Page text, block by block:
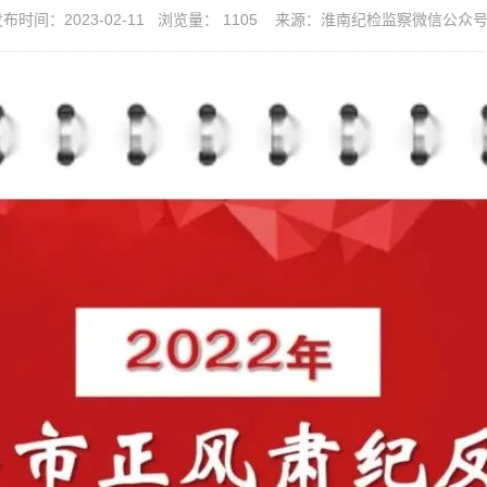
布时间：2023-02-11 浏览量： 1105 来源：淮南纪检监察微信公众号